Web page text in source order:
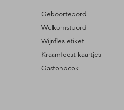
Geboortebord
Welkomstbord
Wijnfles etiket
Kraamfeest kaartjes
Gastenboek